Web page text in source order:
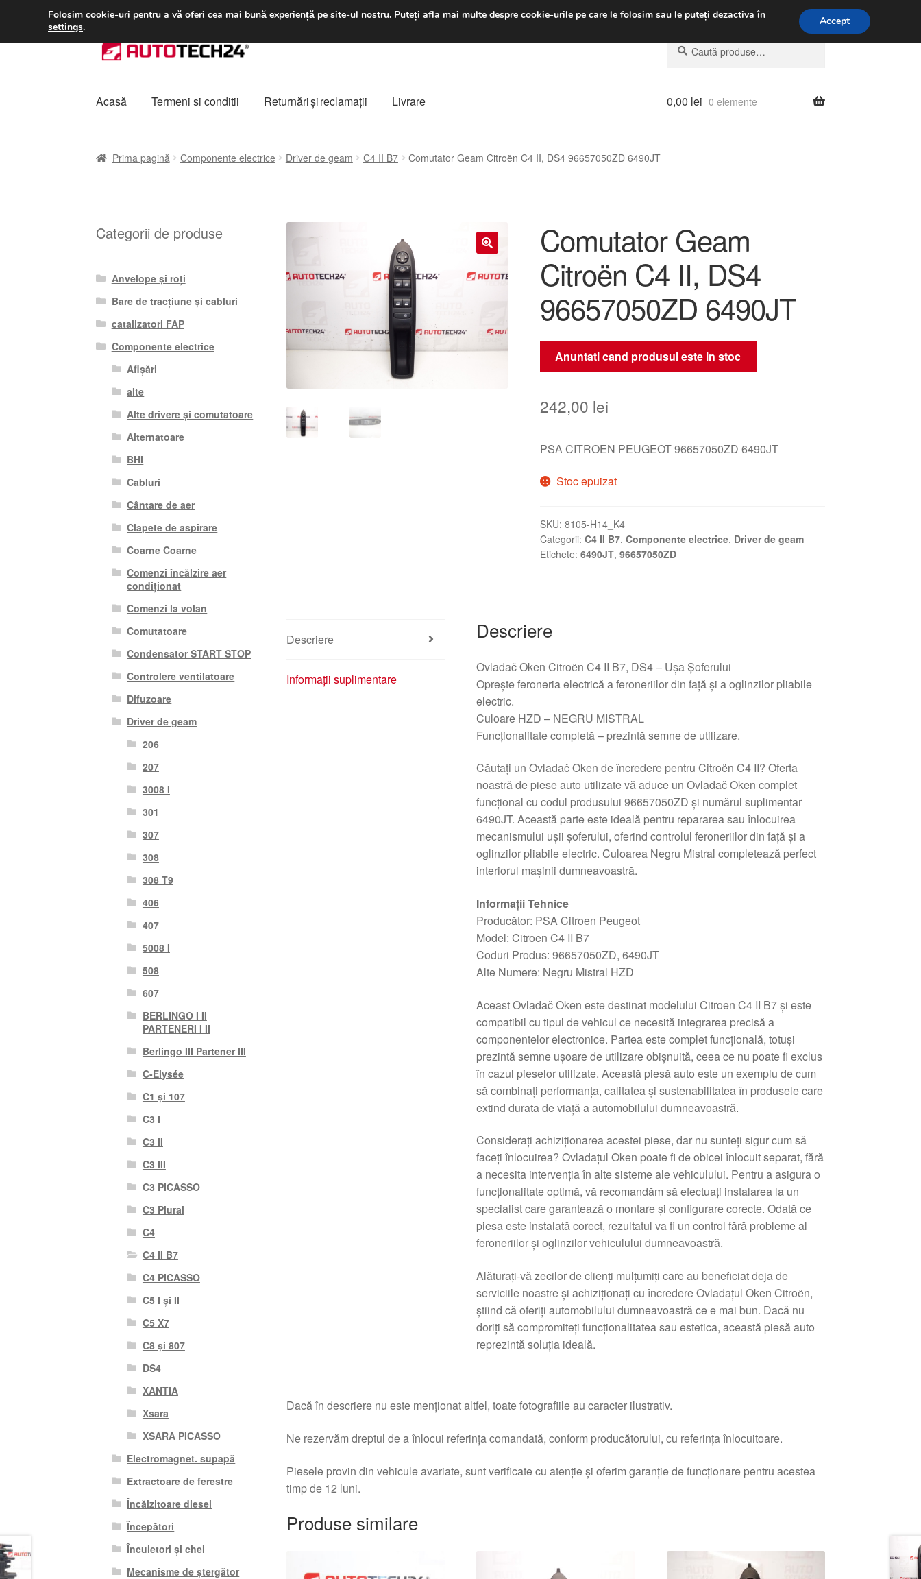
LIVRARE de la 33 lei luni-vineri 9 a.m. - 4 p.m.031 229 6816
Sari
la
Sari
la
Caută
după:
Caută
Acasă Termeni si conditii Returnări şi reclamații Livrare 0,00 lei 0 elemente
Prima pagină Componente electrice Driver de geam C4 II B7 Comutator Geam Citroën C4 II, DS4 96657050ZD 6490JT
Comutator Geam
Citroën C4 II, DS4
96657050ZD 6490JT
Anuntati cand produsul este in stoc
242,00 lei
PSA CITROEN PEUGEOT 96657050ZD 6490JT
Stoc epuizat
SKU: 8105-H14_K4
Categorii: C4 II B7, Componente electrice, Driver de geam
Etichete: 6490JT, 96657050ZD
Descriere
Informații suplimentare
Descriere
Ovladač Oken Citroën C4 II B7, DS4 – Ușa Șoferului
Oprește feroneria electrică a feroneriilor din față și a oglinzilor pliabile
electric.
Culoare HZD – NEGRU MISTRAL
Funcționalitate completă – prezintă semne de utilizare.
Căutați un Ovladač Oken de încredere pentru Citroën C4 II? Oferta
noastră de piese auto utilizate vă aduce un Ovladač Oken complet
funcțional cu codul produsului 96657050ZD și numărul suplimentar
6490JT. Această parte este ideală pentru repararea sau înlocuirea
mecanismului ușii șoferului, oferind controlul feroneriilor din față și a
oglinzilor pliabile electric. Culoarea Negru Mistral completează perfect
interiorul mașinii dumneavoastră.
Informații Tehnice
Producător: PSA Citroen Peugeot
Model: Citroen C4 II B7
Coduri Produs: 96657050ZD, 6490JT
Alte Numere: Negru Mistral HZD
Aceast Ovladač Oken este destinat modelului Citroen C4 II B7 și este
compatibil cu tipul de vehicul ce necesită integrarea precisă a
componentelor electronice. Partea este complet funcțională, totuși
prezintă semne ușoare de utilizare obișnuită, ceea ce nu poate fi exclus
în cazul pieselor utilizate. Această piesă auto este un exemplu de cum
să combinați performanța, calitatea și sustenabilitatea în produsele care
extind durata de viață a automobilului dumneavoastră.
Considerați achiziționarea acestei piese, dar nu sunteți sigur cum să
faceți înlocuirea? Ovladațul Oken poate fi de obicei înlocuit separat, fără
a necesita intervenția în alte sisteme ale vehiculului. Pentru a asigura o
funcționalitate optimă, vă recomandăm să efectuați instalarea la un
specialist care garantează o montare și configurare corecte. Odată ce
piesa este instalată corect, rezultatul va fi un control fără probleme al
feroneriilor și oglinzilor vehiculului dumneavoastră.
Alăturați-vă zecilor de clienți mulțumiți care au beneficiat deja de
serviciile noastre și achiziționați cu încredere Ovladațul Oken Citroën,
știind că oferiți automobilului dumneavoastră ce e mai bun. Dacă nu
doriți să compromiteți funcționalitatea sau estetica, această piesă auto
reprezintă soluția ideală.
Dacă în descriere nu este menționat altfel, toate fotografiile au caracter ilustrativ.
Ne rezervăm dreptul de a înlocui referința comandată, conform producătorului, cu referința înlocuitoare.
Piesele provin din vehicule avariate, sunt verificate cu atenție și oferim garanție de funcționare pentru acestea
timp de 12 luni.
Produse similare
Categorii de produse
Anvelope și roți
Bare de tracțiune și cabluri
catalizatori FAP
Componente electrice
Afișări
alte
Alte drivere și comutatoare
Alternatoare
BHI
Cabluri
Cântare de aer
Clapete de aspirare
Coarne Coarne
Comenzi încălzire aer
condiționat
Comenzi la volan
Comutatoare
Condensator START STOP
Controlere ventilatoare
Difuzoare
Driver de geam
206
207
3008 I
301
307
308
308 T9
406
407
5008 I
508
607
BERLINGO I II
PARTENERI I II
Berlingo III Partener III
C-Elysée
C1 și 107
C3 I
C3 II
C3 III
C3 PICASSO
C3 Plural
C4
C4 II B7
C4 PICASSO
C5 I și II
C5 X7
C8 și 807
DS4
XANTIA
Xsara
XSARA PICASSO
Electromagnet. supapă
Extractoare de ferestre
Încălzitoare diesel
Începători
Încuietori și chei
Mecanisme de ștergător
Folosim cookie-uri pentru a vă oferi cea mai bună experiență pe site-ul nostru. Puteți afla mai multe despre cookie-urile pe care le folosim sau le puteți dezactiva în
settings. Accept